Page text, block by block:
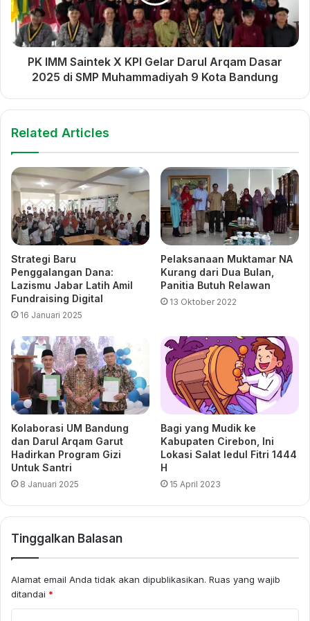
Sementara itu, Ketua HMM UM Bandung periode 2024-2025
Aufa Zulfikar Maulana menyampaikan apresiasi dan harapan
kepada kepengurusan yang baru.
Ia menilai satu periode kepengurusan merupakan proses
yang penuh tantangan. Namun, tantangan tersebut dapat
dilalui dengan sinergi yang kuat.
“Satu tahun kepengurusan bukan hal yang mudah, tetapi
dengan dukungan prodi dan dosen, alhamdulillah dapat kami
jalani. Semoga apa yang dikerjakan menjadi amal jariah dan
kebermanfaatan berkelanjutan bagi UM Bandung,” ungkap
Aufa.
Oleh karena itu, dia berpesan agar pengurus HMM yang baru
menikmati proses kepengurusan dan siap menghadapi
berbagai dinamika yang akan ditemui ke depan.
Selalu berwarna
Ketua Prodi Manajemen UM Bandung Indra Sasangka
mengungkapkan kebanggaannya terhadap dinamika HMM
yang selalu menghadirkan warna berbeda dalam setiap
periode.
“Setiap periode HMM selalu membawa warna dan ciri khas
PK IMM Saintek X KPI Gelar Darul Arqam Dasar
2025 di SMP Muhammadiyah 9 Kota Bandung
Related Articles
Strategi Baru
Penggalangan Dana:
Lazismu Jabar Latih Amil
Fundraising Digital
16 Januari 2025
Pelaksanaan Muktamar NA
Kurang dari Dua Bulan,
Panitia Butuh Relawan
13 Oktober 2022
Kolaborasi UM Bandung
dan Darul Arqam Garut
Hadirkan Program Gizi
Untuk Santri
8 Januari 2025
Bagi yang Mudik ke
Kabupaten Cirebon, Ini
Lokasi Salat Iedul Fitri 1444
H
15 April 2023
Tinggalkan Balasan
Alamat email Anda tidak akan dipublikasikan. Ruas yang wajib
ditandai *